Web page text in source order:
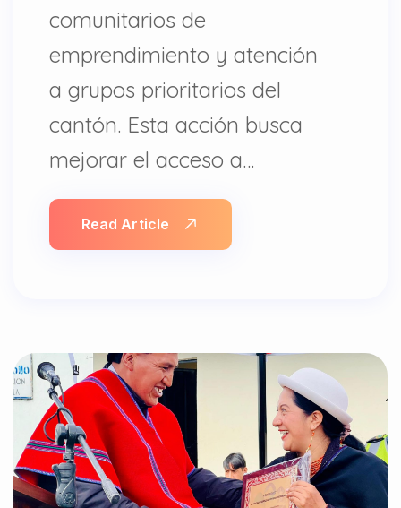
comunitarios de
emprendimiento y atención
a grupos prioritarios del
cantón. Esta acción busca
mejorar el acceso a…
Read Article